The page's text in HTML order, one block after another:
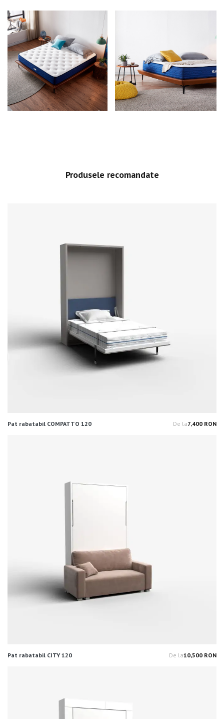
Produsele recomandate
Pat rabatabil COMPATTO 120 De la7,400 RON
Pat rabatabil CITY 120 De la10,500 RON